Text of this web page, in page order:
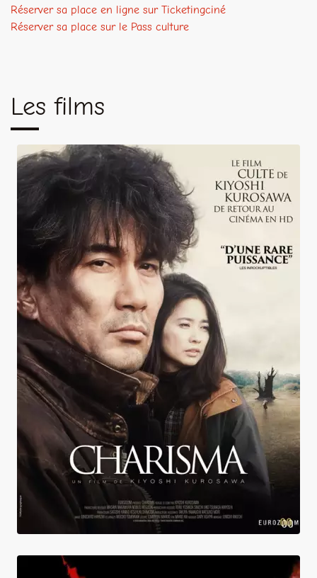
Réserver sa place en ligne sur Ticketingciné
Réserver sa place sur le Pass culture
Les films
Charisma